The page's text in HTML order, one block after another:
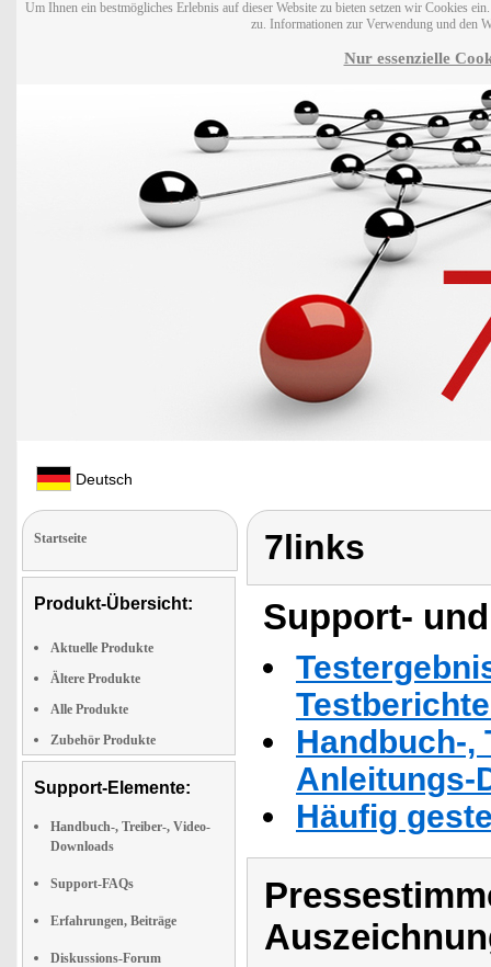
Um Ihnen ein bestmögliches Erlebnis auf dieser Website zu bieten setzen wir Cookies
zu. Informationen zur Verwendung und den
Nur essenzielle
Deutsch
Startseite
Produkt-Übersicht:
Aktuelle Produkte
Ältere Produkte
Alle Produkte
Zubehör Produkte
Support-Elemente:
Handbuch-, Treiber-, Video-
Downloads
Support-FAQs
Erfahrungen, Beiträge
Diskussions-Forum
7links
Support-
Handbuch-,
Anleitungs-
Häufig